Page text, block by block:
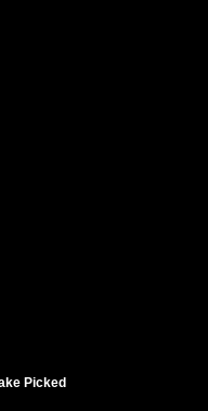
Picked